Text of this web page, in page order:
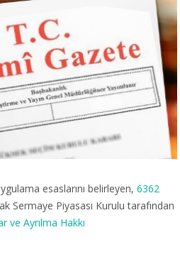
esaslarını belirleyen, 6362
Sermaye Piyasası Kurulu tarafından
ve Ayrılma Hakkı